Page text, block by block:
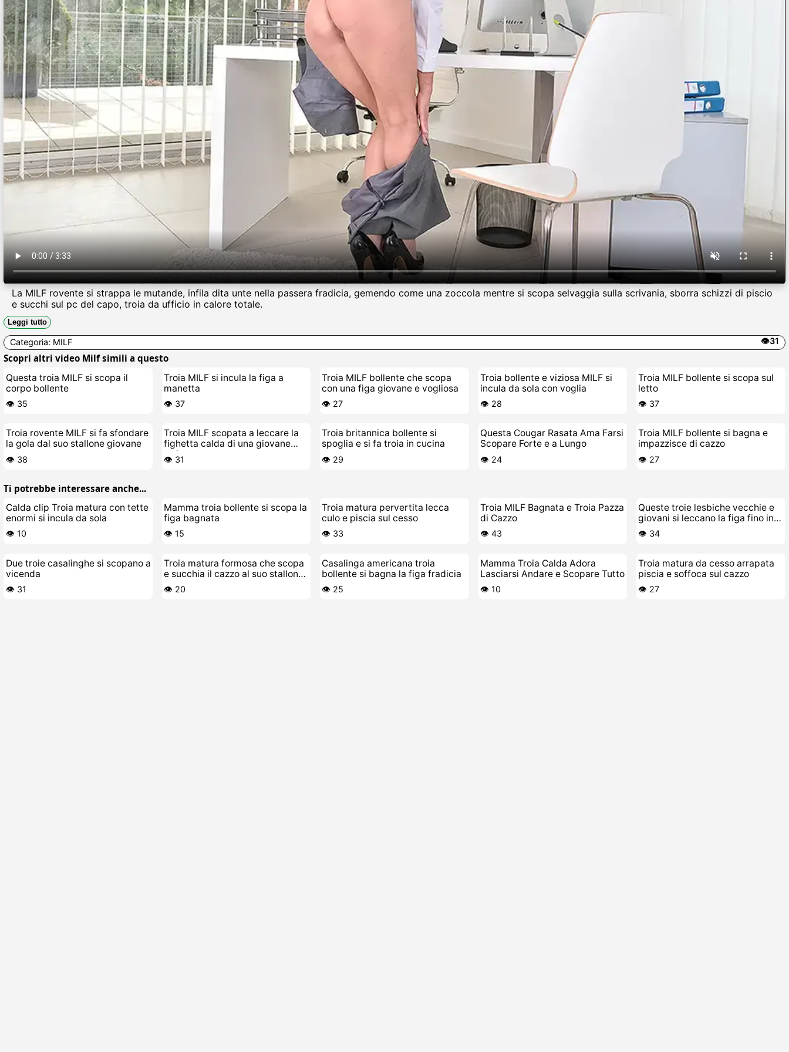
La MILF rovente si strappa le mutande, infila dita unte nella passera fradicia, gemendo come una zoccola mentre si scopa selvaggia sulla scrivania, sborra schizzi di piscio
e succhi sul pc del capo, troia da ufficio in calore totale.
Leggi tutto
Categoria: MILF 👁️31
Scopri altri video Milf simili a questo
Questa troia MILF si scopa il
corpo bollente
👁️ 35
Troia MILF si incula la figa a
manetta
👁️ 37
Troia MILF bollente che scopa
con una figa giovane e vogliosa
👁️ 27
Troia bollente e viziosa MILF si
incula da sola con voglia
👁️ 28
Troia MILF bollente si scopa sul
letto
👁️ 37
Troia rovente MILF si fa sfondare
la gola dal suo stallone giovane
👁️ 38
Troia MILF scopata a leccare la
fighetta calda di una giovane
troietta
👁️ 31
Troia britannica bollente si
spoglia e si fa troia in cucina
👁️ 29
Questa Cougar Rasata Ama Farsi
Scopare Forte e a Lungo
👁️ 24
Troia MILF bollente si bagna e
impazzisce di cazzo
👁️ 27
Ti potrebbe interessare anche...
Calda clip Troia matura con tette
enormi si incula da sola
👁️ 10
Mamma troia bollente si scopa la
figa bagnata
👁️ 15
Troia matura pervertita lecca
culo e piscia sul cesso
👁️ 33
Troia MILF Bagnata e Troia Pazza
di Cazzo
👁️ 43
Queste troie lesbiche vecchie e
giovani si leccano la figa fino in
fondo
👁️ 34
Due troie casalinghe si scopano a
vicenda
👁️ 31
Troia matura formosa che scopa
e succhia il cazzo al suo stallone
giovane
👁️ 20
Casalinga americana troia
bollente si bagna la figa fradicia
👁️ 25
Mamma Troia Calda Adora
Lasciarsi Andare e Scopare Tutto
👁️ 10
Troia matura da cesso arrapata
piscia e soffoca sul cazzo
👁️ 27